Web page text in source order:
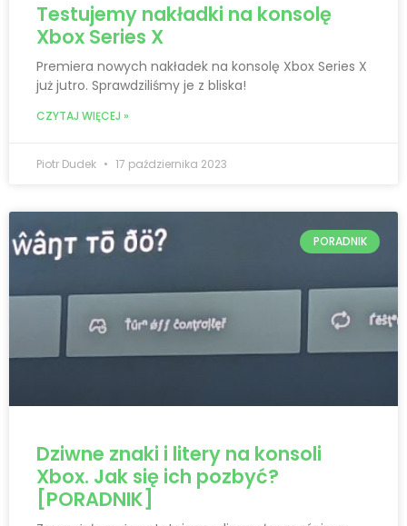
Testujemy nakładki na konsolę
Xbox Series X
Premiera nowych nakładek na konsolę Xbox Series X
już jutro. Sprawdziliśmy je z bliska!
CZYTAJ WIĘCEJ »
Piotr Dudek 17 października 2023
PORADNIK
Dziwne znaki i litery na konsoli
Xbox. Jak się ich pozbyć?
[PORADNIK]